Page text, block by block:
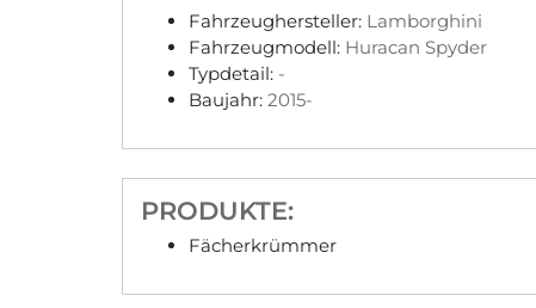
Fahrzeughersteller: Lamborghini
Fahrzeugmodell: Huracan Spyder
Typdetail: -
Baujahr: 2015-
PRODUKTE:
Fächerkrümmer